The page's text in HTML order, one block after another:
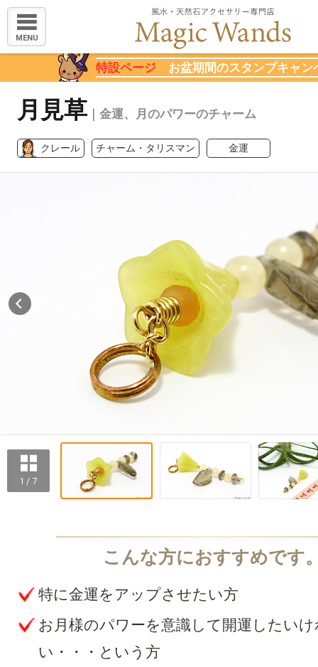
MENU
特設ページ お盆期間のスタンプキャン
月見草 ｜金運、月のパワーのチャーム
クレール チャーム・タリスマン 金運
1 / 7
特に金運をアップさせたい方
お月様のパワーを意識して開運したい
い・・・という方